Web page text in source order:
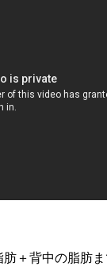
肪＋背中の脂肪